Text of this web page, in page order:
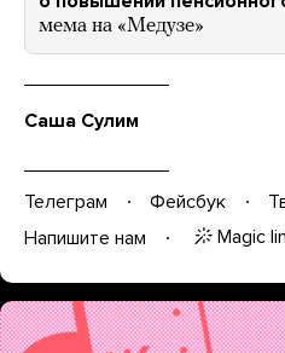
мема на «Медузе»
Саша Сулим
Телеграм Фейсбук
Напишите нам
Magic